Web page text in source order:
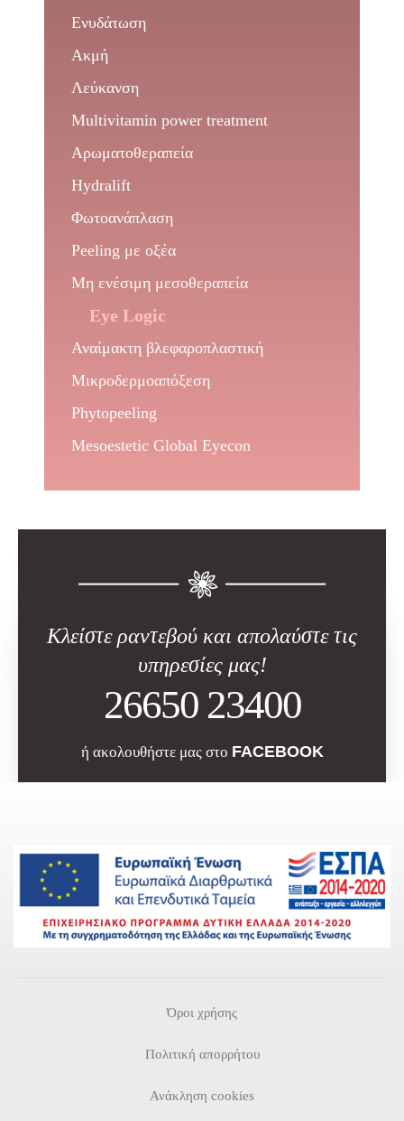
Ενυδάτωση
Ακμή
Λεύκανση
Multivitamin power treatment
Αρωματοθεραπεία
Hydralift
Φωτοανάπλαση
Peeling με οξέα
Μη ενέσιμη μεσοθεραπεία
Eye Logic
Αναίμακτη βλεφαροπλαστική
Μικροδερμοαπόξεση
Phytopeeling
Mesoestetic Global Eyecon
Κλείστε ραντεβού και απολαύστε τις
υπηρεσίες μας!
26650 23400
ή ακολουθήστε μας στο FACEBOOK
Όροι χρήσης
Πολιτική απορρήτου
Ανάκληση cookies